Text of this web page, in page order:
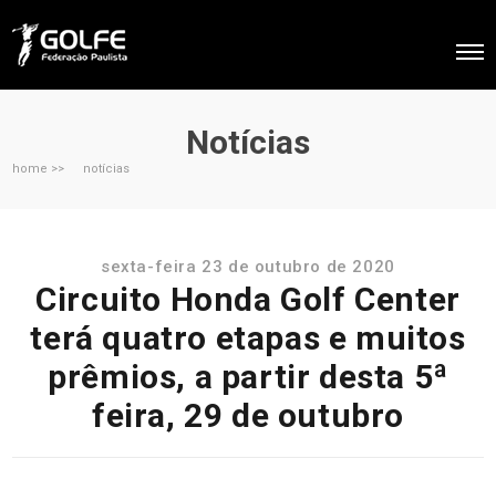
Notícias
home >> notícias
sexta-feira 23 de outubro de 2020
Circuito Honda Golf Center
terá quatro etapas e muitos
prêmios, a partir desta 5ª
feira, 29 de outubro